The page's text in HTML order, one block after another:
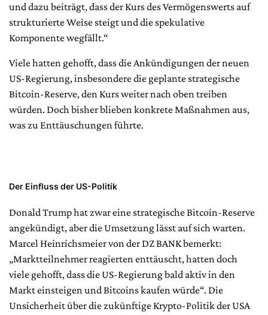
und dazu beiträgt, dass der Kurs des Vermögenswerts auf
strukturierte Weise steigt und die spekulative
Komponente wegfällt.“
Viele hatten gehofft, dass die Ankündigungen der neuen
US-Regierung, insbesondere die geplante strategische
Bitcoin-Reserve, den Kurs weiter nach oben treiben
würden. Doch bisher blieben konkrete Maßnahmen aus,
was zu Enttäuschungen führte.
Der Einfluss der US-Politik
Donald Trump hat zwar eine strategische Bitcoin-Reserve
angekündigt, aber die Umsetzung lässt auf sich warten.
Marcel Heinrichsmeier von der DZ BANK bemerkt:
„Marktteilnehmer reagierten enttäuscht, hatten doch
viele gehofft, dass die US-Regierung bald aktiv in den
Markt einsteigen und Bitcoins kaufen würde“. Die
Unsicherheit über die zukünftige Krypto-Politik der USA